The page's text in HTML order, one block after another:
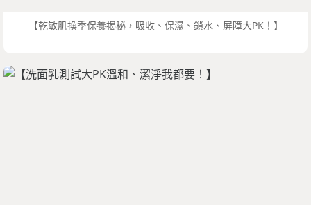
【乾敏肌換季保養揭秘，吸收、保濕、鎖水、屏障大PK！】